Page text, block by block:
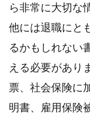
ら非常に大切な
他には退職にと
るかもしれない
える必要があり
票、社会保険に
明書、雇用保険